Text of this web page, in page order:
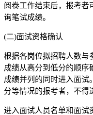
阅卷工作结束后，报考者
询笔试成绩。
(二)面试资格确认
根据各岗位拟招聘人数与
成绩从高分到低分的顺序
成绩并列的同时进入面试
分等情况的报考者，不得
进入面试人员名单和面试